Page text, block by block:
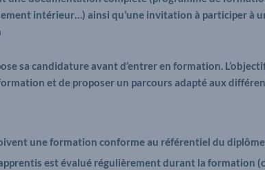
intérieur…) ainsi qu’une invitation à participer à
sa candidature avant d’entrer en formation.
et de proposer un parcours adapté aux
une formation conforme au référentiel du
est évalué régulièrement durant la formation